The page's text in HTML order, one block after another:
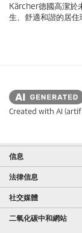
Kärcher德國高潔於
生、舒適和諧的居住
Created with AI
信息
法律信息
社交媒體
二氧化碳中和網站